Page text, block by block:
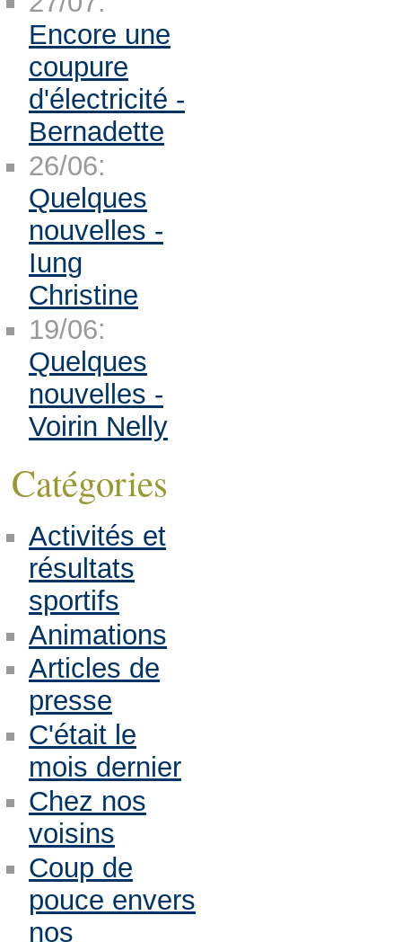
Encore une
coupure
d'électricité -
Bernadette
26/06:
Quelques
nouvelles -
Iung
Christine
19/06:
Quelques
nouvelles -
Voirin Nelly
Catégories
Activités et
résultats
sportifs
Animations
Articles de
presse
C'était le
mois dernier
Chez nos
voisins
Coup de
pouce envers
nos